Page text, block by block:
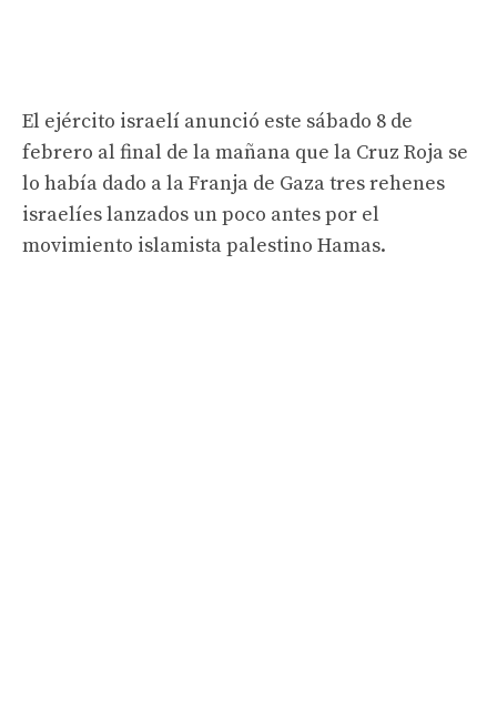
El ejército israelí anunció este sábado 8 de
febrero al final de la mañana que la Cruz Roja se
lo había dado a la Franja de Gaza tres rehenes
israelíes lanzados un poco antes por el
movimiento islamista palestino Hamas.